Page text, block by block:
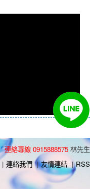
連絡專線 0915888575 林先生
| 連絡我們 | 友情連結 | RSS